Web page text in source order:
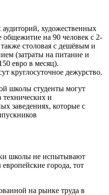
художественных
общежитие на 90 человек с 2-
столовая с дешёвым и
(затраты на питание и
евро в месяц).
круглосуточное дежурство.
школы студенты могут
технических и
заведениях, которые с
школы не испытывают
города, тот
на рынке труда в